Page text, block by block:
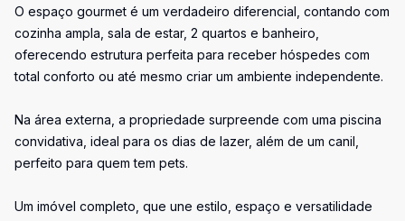
O espaço gourmet é um verdadeiro diferencial, contando com
cozinha ampla, sala de estar, 2 quartos e banheiro,
oferecendo estrutura perfeita para receber hóspedes com
total conforto ou até mesmo criar um ambiente independente.
Na área externa, a propriedade surpreende com uma piscina
convidativa, ideal para os dias de lazer, além de um canil,
perfeito para quem tem pets.
Um imóvel completo, que une estilo, espaço e versatilidade